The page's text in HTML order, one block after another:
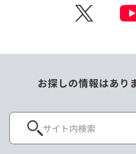
X
お探しの情報はあり